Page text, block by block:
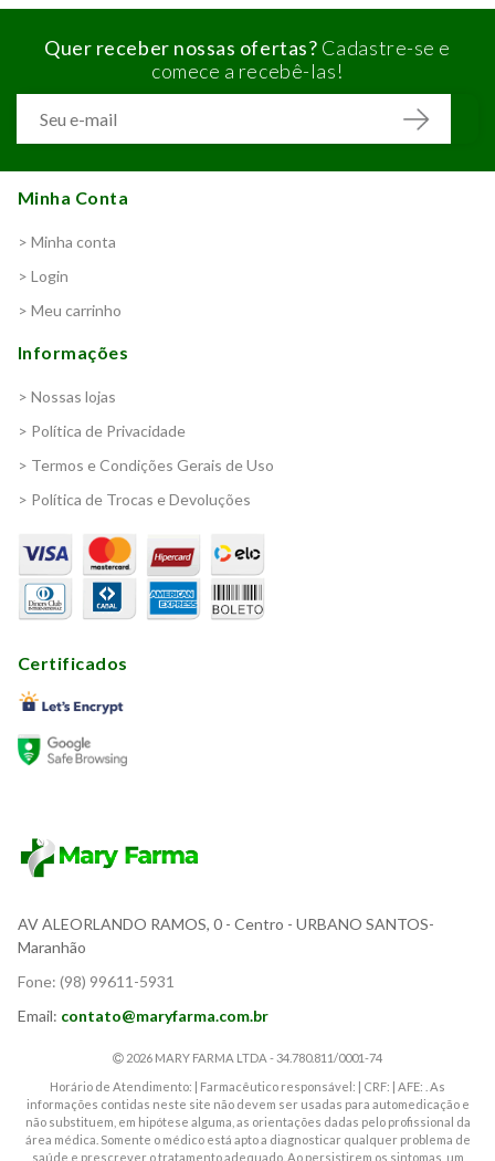
Quer receber nossas ofertas? Cadastre-se e
comece a recebê-las!
Minha Conta
> Minha conta
> Login
> Meu carrinho
Informações
> Nossas lojas
> Política de Privacidade
> Termos e Condições Gerais de Uso
> Política de Trocas e Devoluções
Certificados
AV ALEORLANDO RAMOS, 0 - Centro - URBANO SANTOS-
Maranhão
Fone: (98) 99611-5931
Email: contato@maryfarma.com.br
2026 MARY FARMA LTDA - 34.780.811/0001-74
Horário de Atendimento: | Farmacêutico responsável: | CRF: | AFE: . As
informações contidas neste site não devem ser usadas para automedicação e
não substituem, em hipótese alguma, as orientações dadas pelo profissional da
área médica. Somente o médico está apto a diagnosticar qualquer problema de
saúde e prescrever o tratamento adequado. Ao persistirem os sintomas, um